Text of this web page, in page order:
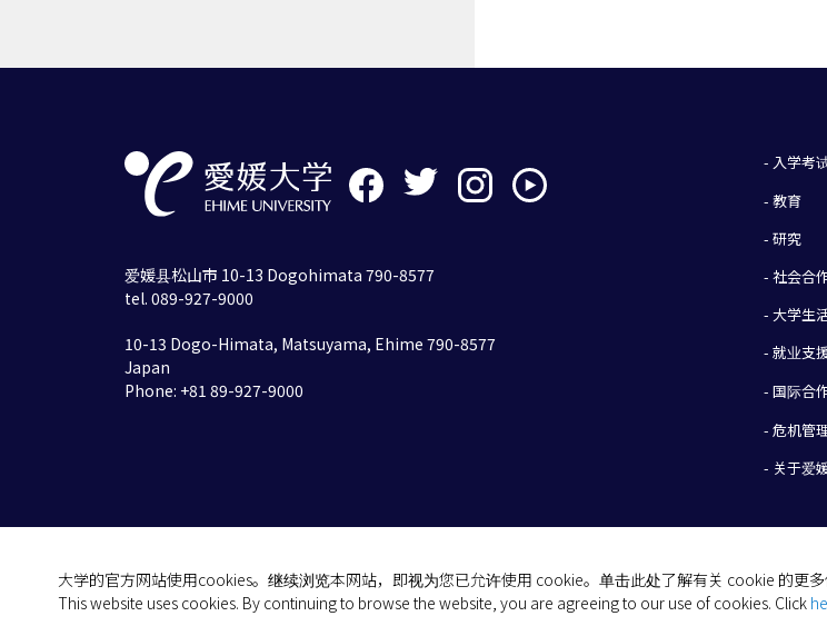
大学的官方网站使用cookies。继续浏览本网站，即视为您已允许使用 cookie。单击此处了解有关 cookie 的更多
This website uses cookies. By continuing to browse the website, you are agreeing to our use of cookies. Click
- 入学考
- 教育
- 研究
- 社会合
- 大学生
- 就业支
- 国际合
- 危机管
- 关于爱
爱媛县松山市 10-13 Dogohimata 790-8577
tel. 089-927-9000
10-13 Dogo-Himata, Matsuyama, Ehime 790-8577
Japan
Phone: +81 89-927-9000
(C) 2026 Ehime